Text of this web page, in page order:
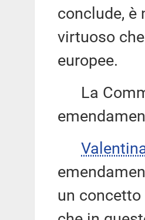
conclude, è
virtuoso
europee.
La
un